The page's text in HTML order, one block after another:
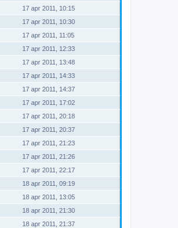
17 apr 2011, 10:15
17 apr 2011, 10:30
17 apr 2011, 11:05
17 apr 2011, 12:33
17 apr 2011, 13:48
17 apr 2011, 14:33
17 apr 2011, 14:37
17 apr 2011, 17:02
17 apr 2011, 20:18
17 apr 2011, 20:37
17 apr 2011, 21:23
17 apr 2011, 21:26
17 apr 2011, 22:17
18 apr 2011, 09:19
18 apr 2011, 13:05
18 apr 2011, 21:30
18 apr 2011, 21:37